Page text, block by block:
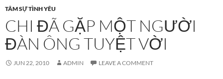
TÂM SỰ TÌNH YÊU
CHI ĐÃ GẶP MỘT NGƯỜI
ĐÀN ÔNG TUYỆT VỜI
JUN 22, 2010 ADMIN LEAVE A COMMENT